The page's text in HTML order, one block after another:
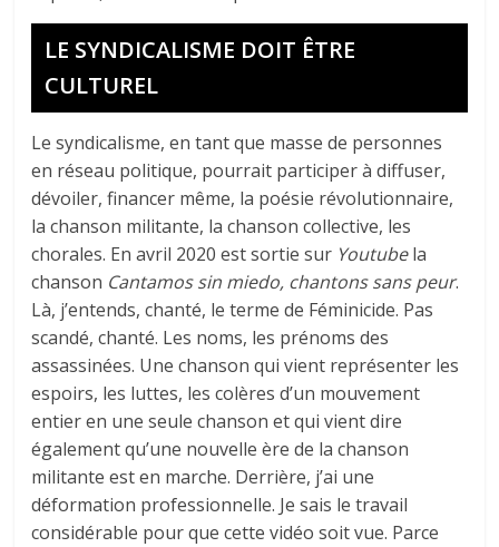
LE SYNDICALISME DOIT ÊTRE
CULTUREL
Le syndicalisme, en tant que masse de personnes
en réseau politique, pourrait participer à diffuser,
dévoiler, financer même, la poésie révolutionnaire,
la chanson militante, la chanson collective, les
chorales. En avril 2020 est sortie sur Youtubela
chanson Cantamos sin miedo, chantons sans peur.
Là, j’entends, chanté, le terme de Féminicide. Pas
scandé, chanté. Les noms, les prénoms des
assassinées. Une chanson qui vient représenter les
espoirs, les luttes, les colères d’un mouvement
entier en une seule chanson et qui vient dire
également qu’une nouvelle ère de la chanson
militante est en marche. Derrière, j’ai une
déformation professionnelle. Je sais le travail
considérable pour que cette vidéo soit vue. Parce